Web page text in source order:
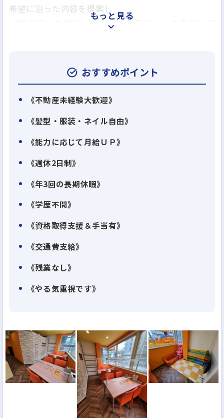
希望に沿った内容を提案し
ご満足頂ける取引を目指してお手伝いする事業を展
もっと見る
おすすめポイント
《不動産未経験大歓迎》
《髪型・服装・ネイル自由》
《能力に応じて月給ＵＰ》
《週休2日制》
《年3回の長期休暇》
《学歴不問》
《資格取得支援＆手当有》
《交通費支給》
《残業なし》
《やる気重視です》